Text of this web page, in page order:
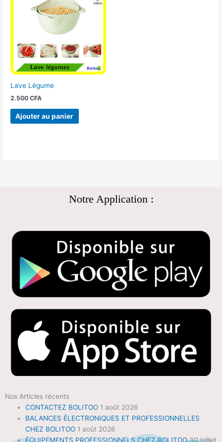
Lave Légume
2.500CFA
Ajouter au panier
Notre Application :
Nos Articles récents
CONTACTEZ BOLITOO 1 août 2026
BALANCES ÉLECTRONIQUES ET PROFESSIONNELLES
CHEZ BOLITOO 1 août 2026
ÉQUIPEMENTS PROFESSIONNELS CHEZ BOLITOO 30 juillet